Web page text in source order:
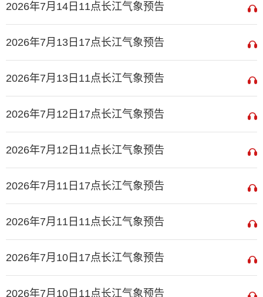
2026年7月14日11点长江气象预告
2026年7月13日17点长江气象预告
2026年7月13日11点长江气象预告
2026年7月12日17点长江气象预告
2026年7月12日11点长江气象预告
2026年7月11日17点长江气象预告
2026年7月11日11点长江气象预告
2026年7月10日17点长江气象预告
2026年7月10日11点长江气象预告